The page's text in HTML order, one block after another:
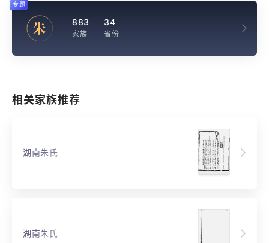
朱 883
家族
34
省份
专题
相关家族推荐
湖南朱氏
湖南朱氏